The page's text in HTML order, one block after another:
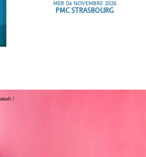
MER 04 NOVEMBRE 2026
PMC STRASBOURG